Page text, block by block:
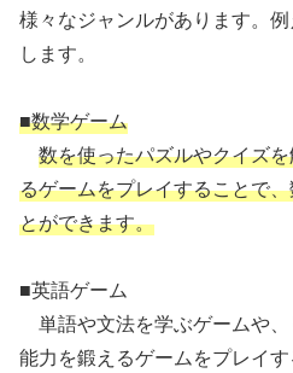
様々なジャンルがあります。
します。
■数学ゲーム
数を使ったパズルやクイズ
るゲームをプレイすることで
とができます。
■英語ゲーム
単語や文法を学ぶゲームや
能力を鍛えるゲームをプレイ